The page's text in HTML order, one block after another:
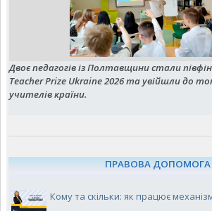
Двоє педагогів із Полтавщини стали
Teacher Prize Ukraine 2026 та увійшли до
учителів країни.
ПРАВОВА ДОПОМОГА
Кому та скільки: як працює